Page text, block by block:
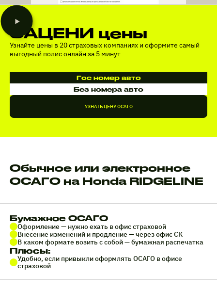
ЗАЦЕНИ цены
Узнайте цены в 20 страховых компаниях и оформите самый
выгодный полис онлайн за 5 минут
Гос номер авто
Без номера авто
УЗНАТЬ ЦЕНУ ОСАГО
Обычное или электронное
ОСАГО на Honda RIDGELINE
Бумажное ОСАГО
Оформление — нужно ехать в офис страховой
Внесение изменений и продление — через офис СК
В каком формате возить с собой — бумажная распечатка
Плюсы:
Удобно, если привыкли оформлять ОСАГО в офисе
страховой